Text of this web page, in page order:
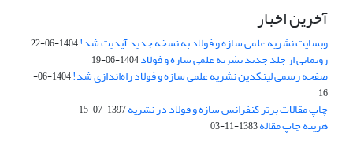
آخرین اخبار
وبسایت نشریه علمی سازه و فولاد به نسخه جدید آپدیت شد!1404-06-22
رونمایی از جلد جدید نشریه علمی سازه و فولاد1404-06-19
صفحه رسمی لینکدین نشریه علمی سازه و فولاد راه‌اندازی شد!
1404-06-
16
چاپ مقالات برتر کنفرانس سازه و فولاد در نشریه1397-07-15
هزینه چاپ مقاله1383-11-03